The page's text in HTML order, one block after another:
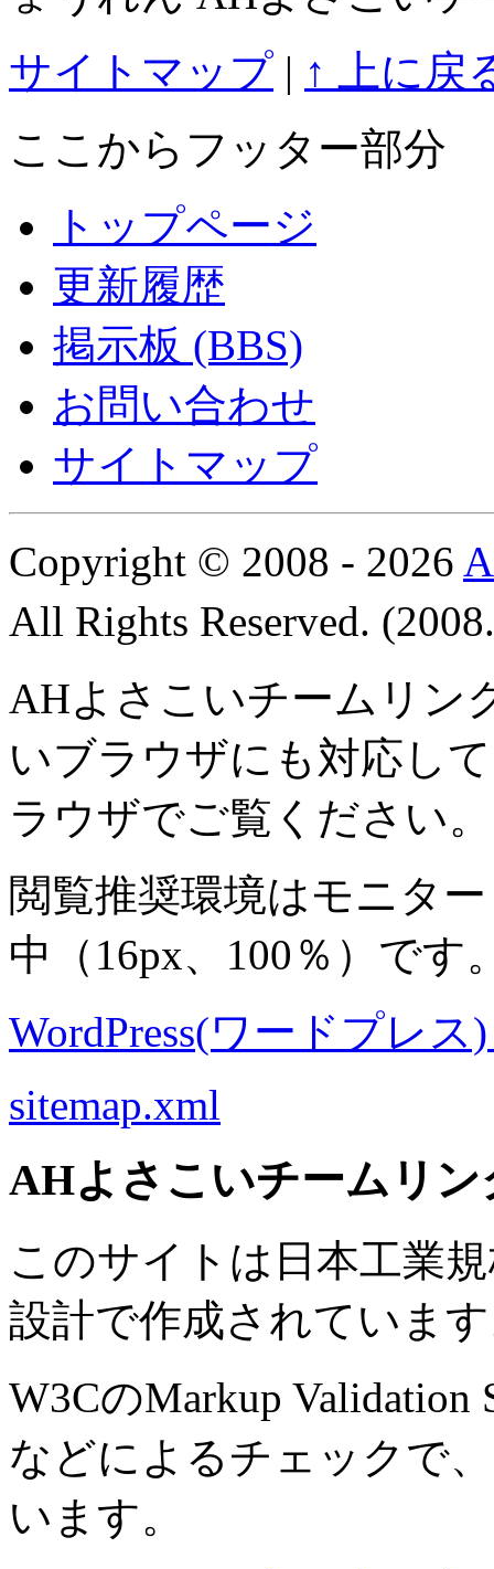
サイトマップ | ↑ 上に戻
ここからフッター部分
トップページ
更新履歴
掲示板 (BBS)
お問い合わせ
サイトマップ
Copyright © 2008 - 2026
All Rights Reserved.
AHよさこいチームリン
いブラウザにも対応し
ラウザでご覧ください。
閲覧推奨環境はモニター
中
（16px、100％）です
WordPress(ワードプレス)
sitemap.xml
AHよさこいチームリ
このサイトは日本工業
設計で作成されていま
W3CのMarkup Validation
などによるチェックで
います。